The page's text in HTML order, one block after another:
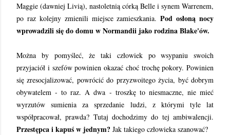
Maggie (dawniej Livią), nastoletnią córką Belle i synem Warrenem,
po raz kolejny zmienili miejsce zamieszkania.Pod osłoną nocy
wprowadzili się do domu w Normandii jako rodzina Blake'ów.
Można by pomyśleć, że taki człowiek po wsypaniu swoich
przyjaciół i szefów powinien okazać choć trochę pokory. Powinien
się zresocjalizować, powrócić do przyzwoitego życia, być dobrym
obywatelem - to raz. A dwa - troszkę to niesmaczne, nie mieć
wyrzutów sumienia za sprzedanie ludzi, z którymi tyle lat
współpracował, prawda? Tutaj dochodzimy do tej ambiwalencji.
Przestępca i kapuś w jednym? Jak takiego człowieka szanować?